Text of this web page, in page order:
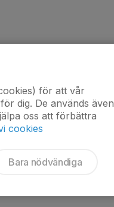
för att vår
dig. De används även
oss att förbättra
cookies
Bara nödvändiga